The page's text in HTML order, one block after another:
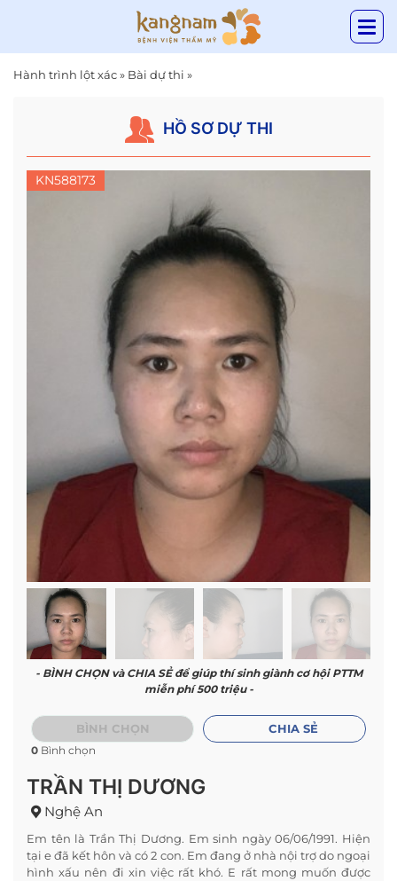
Hành trình lột xác» Bài dự thi »
HỒ SƠ DỰ THI
KN588173
- BÌNH CHỌN và CHIA SẺ để giúp thí sinh giành cơ hội PTTM
miễn phí 500 triệu -
BÌNH CHỌN
0 Bình chọn
CHIA SẺ
TRẦN THỊ DƯƠNG
Nghệ An
Em tên là Trần Thị Dương. Em sinh ngày 06/06/1991. Hiện
tại e đã kết hôn và có 2 con. Em đang ở nhà nội trợ do ngoại
hình xấu nên đi xin việc rất khó. E rất mong muốn được